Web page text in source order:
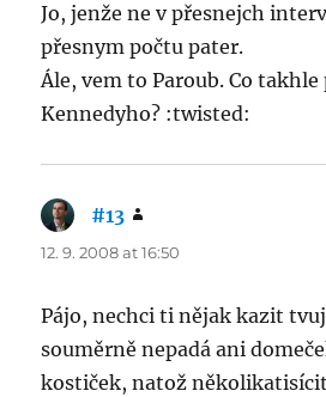
Jo, jenže ne v přesnejch
přesnym počtu pater.
Ále, vem to Paroub. Co
Kennedyho? :twisted:
#13
12. 9. 2008 at 16:50
Pájo, nechci ti nějak kazit
souměrně nepadá ani
kostiček, natož